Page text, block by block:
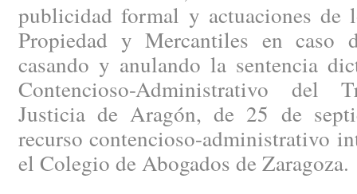
publicidad formal y actuaciones de
Propiedad y Mercantiles en caso
casando y anulando la sentencia
Contencioso-Administrativo del
Justicia de Aragón, de 25 de
recurso contencioso-administrativo
el Colegio de Abogados de Zaragoza.